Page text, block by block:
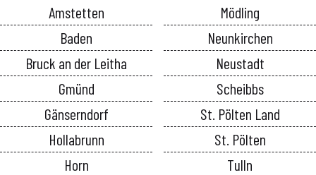
Amstetten
Baden
Bruck an der Leitha
Gmünd
Gänserndorf
Hollabrunn
Horn
Mödling
Neunkirchen
Neustadt
Scheibbs
St. Pölten Land
St. Pölten
Tulln